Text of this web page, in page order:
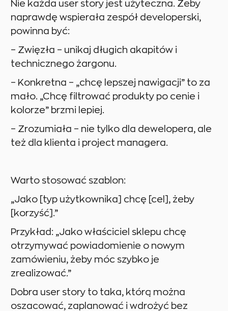
Nie każda user story jest użyteczna. Żeby
naprawdę wspierała zespół developerski,
powinna być:
– Zwięzła – unikaj długich akapitów i
technicznego żargonu.
– Konkretna – „chcę lepszej nawigacji” to za
mało. „Chcę filtrować produkty po cenie i
kolorze” brzmi lepiej.
– Zrozumiała – nie tylko dla dewelopera, ale
też dla klienta i project managera.
Warto stosować szablon:
„Jako [typ użytkownika] chcę [cel], żeby
[korzyść].”
Przykład: „Jako właściciel sklepu chcę
otrzymywać powiadomienie o nowym
zamówieniu, żeby móc szybko je
zrealizować.”
Dobra user story to taka, którą można
oszacować, zaplanować i wdrożyć bez